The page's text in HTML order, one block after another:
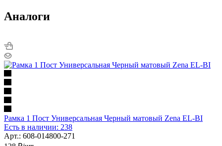
Аналоги
Рамка 1 Пост Универсальная Черный матовый Zena EL-BI
Есть в наличии: 238
Арт.: 608-014800-271